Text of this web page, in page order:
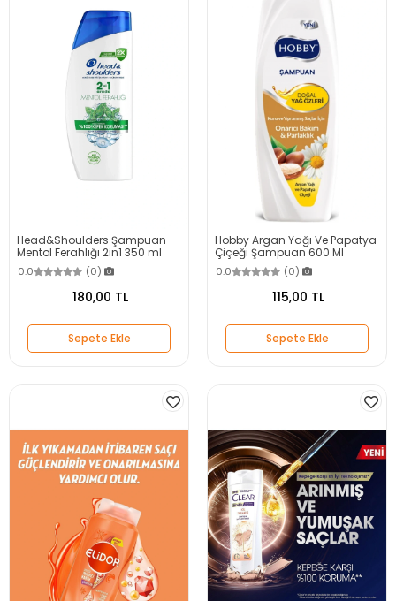
Head&Shoulders Şampuan
Mentol Ferahlığı 2in1 350 ml
0.0 (0)
180,00 TL
Sepete Ekle
Hobby Argan Yağı Ve Papatya
Çiçeği Şampuan 600 Ml
0.0 (0)
115,00 TL
Sepete Ekle